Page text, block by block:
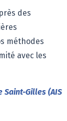
des
méthodes
avec les
Saint-Gilles (AIS